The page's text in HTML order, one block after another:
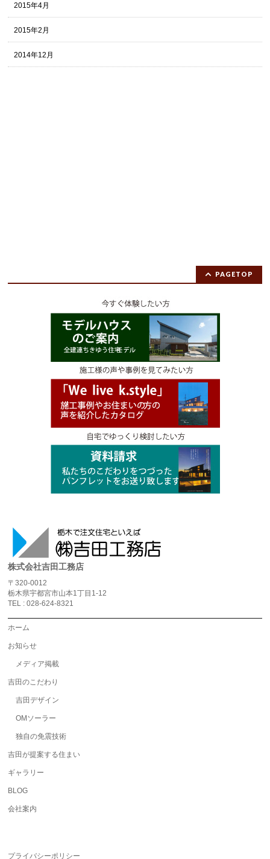
2015年4月
2015年2月
2014年12月
PAGETOP
株式会社吉田工務店
〒320-0012
栃木県宇都宮市山本1丁目1-12
TEL : 028-624-8321
ホーム
お知らせ
メディア掲載
吉田のこだわり
吉田デザイン
OMソーラー
独自の免震技術
吉田が提案する住まい
ギャラリー
BLOG
会社案内
プライバシーポリシー